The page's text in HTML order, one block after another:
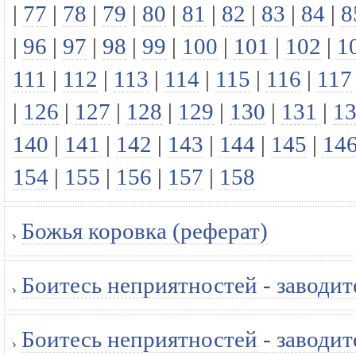
| 77 | 78 | 79 | 80 | 81 | 82 | 83 | 84 |
| 96 | 97 | 98 | 99 | 100 | 101 | 102 |
111 | 112 | 113 | 114 | 115 | 116 | 117
| 126 | 127 | 128 | 129 | 130 | 131 |
140 | 141 | 142 | 143 | 144 | 145 |
154 | 155 | 156 | 157 | 158
Божья коровка (реферат)
Боитесь неприятностей -
Боитесь неприятностей -